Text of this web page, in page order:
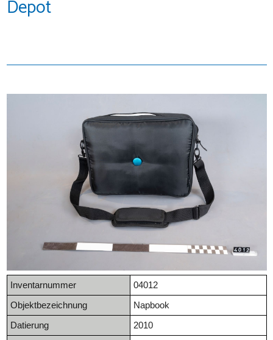
Depot
Inventarnummer 04012
Objektbezeichnung Napbook
Datierung 2010